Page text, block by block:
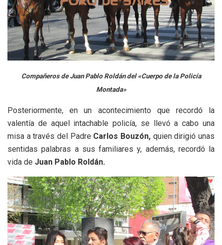
Compañeros de Juan Pablo Roldán del «Cuerpo de la Policía
Montada»
Posteriormente, en un acontecimiento que recordó la
valentía de aquel intachable policía, se llevó a cabo una
misa a través del Padre Carlos Bouzón, quien dirigió unas
sentidas palabras a sus familiares y, además, recordó la
vida de Juan Pablo Roldán.